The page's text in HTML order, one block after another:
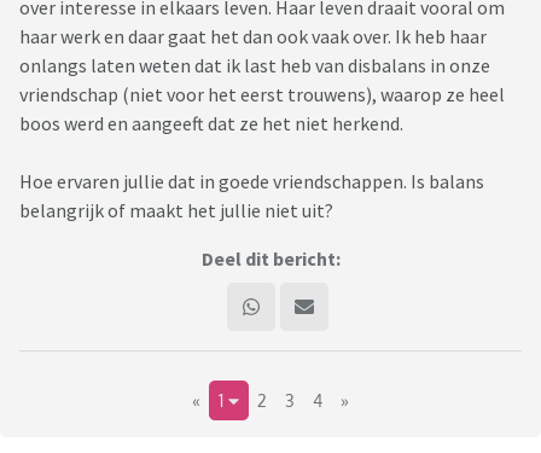
over interesse in elkaars leven. Haar leven draait vooral om
haar werk en daar gaat het dan ook vaak over. Ik heb haar
onlangs laten weten dat ik last heb van disbalans in onze
vriendschap (niet voor het eerst trouwens), waarop ze heel
boos werd en aangeeft dat ze het niet herkend.
Hoe ervaren jullie dat in goede vriendschappen. Is balans
belangrijk of maakt het jullie niet uit?
Deel dit bericht:
« 1 2 3 4 »